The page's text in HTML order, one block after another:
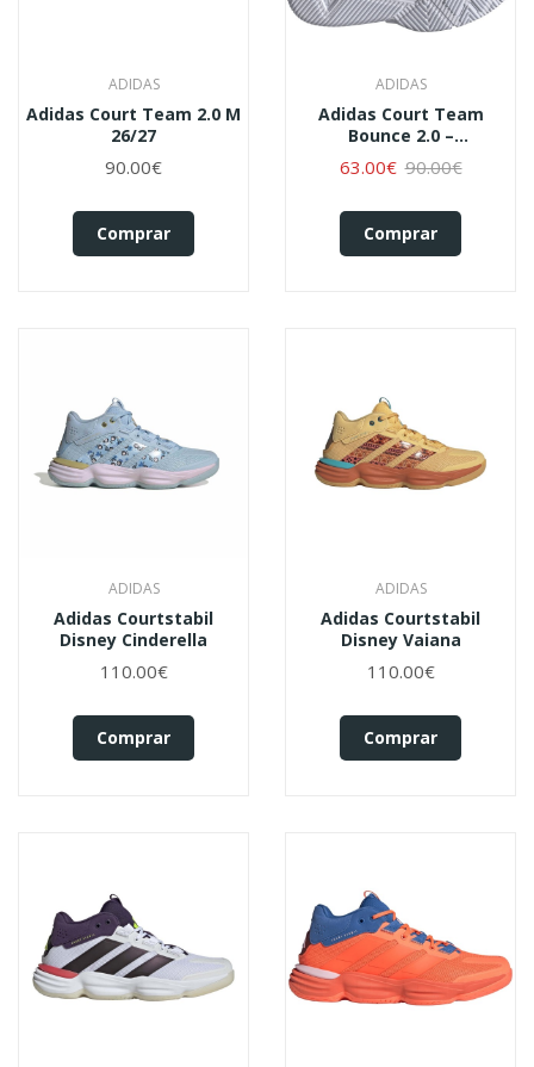
ADIDAS
Adidas Court Team 2.0 M
26/27
90.00€
Comprar
ADIDAS
Adidas Court Team
Bounce 2.0 –
Azul/Laranja
63.00€ 90.00€
Comprar
ADIDAS
Adidas Courtstabil
Disney Cinderella
110.00€
Comprar
ADIDAS
Adidas Courtstabil
Disney Vaiana
110.00€
Comprar